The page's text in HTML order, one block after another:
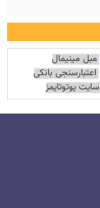
مبل مینیمال
اعتبارسنجی بانکی
سایت یوتوتایمز